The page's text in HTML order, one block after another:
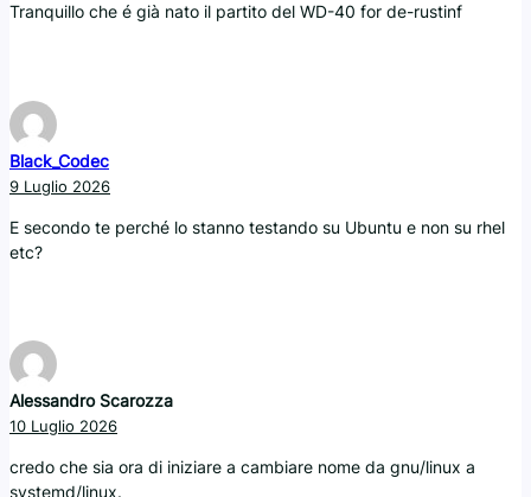
Tranquillo che é già nato il partito del WD-40 for de-rustinf
Black_Codec
9 Luglio 2026
E secondo te perché lo stanno testando su Ubuntu e non su rhel
etc?
Alessandro Scarozza
10 Luglio 2026
credo che sia ora di iniziare a cambiare nome da gnu/linux a
systemd/linux.